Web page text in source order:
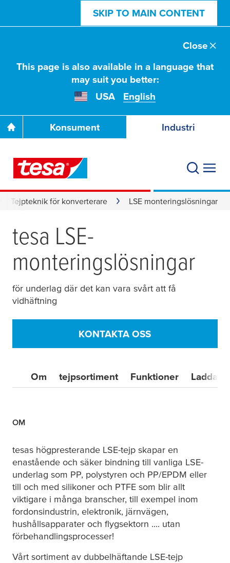
SKIP TO MAIN CONTENT
This page is also available in a language that
may suit you better:
USA
English
Close
Konsument Industri
Tejpteknik för konverterare LSE monteringslösningar
tesa LSE-
monteringslösningar
för underlag där det kan vara svårt att få
vidhäftning
KONTAKTA OSS
Om tejpsortiment Funktioner Ladda
OM
tesas högpresterande LSE-tejp skapar en
enastående och säker bindning till vanliga LSE-
underlag som PP, polystyren och PP/EPDM eller
till och med silikoner och PTFE som blir allt
viktigare i många branscher, till exempel inom
fordonsindustrin, elektronik, järnvägen,
hushållsapparater och flygsektorn .... utan
förbehandlingsprocesser!
Vårt sortiment av dubbelhäftande LSE-tejp